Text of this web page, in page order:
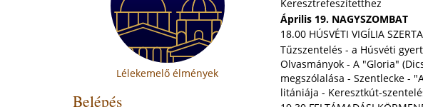
Keresztrefeszítetthez
Április 19. NAGYSZOMBAT
18.00 HÚSVÉTI VIGÍLIA
Tűzszentelés - a Húsvéti
Olvasmányok - A "Gloria"
megszólalása - Szentlecke -
litániája - Keresztkút-
Lélekemelő élmények
Belépés